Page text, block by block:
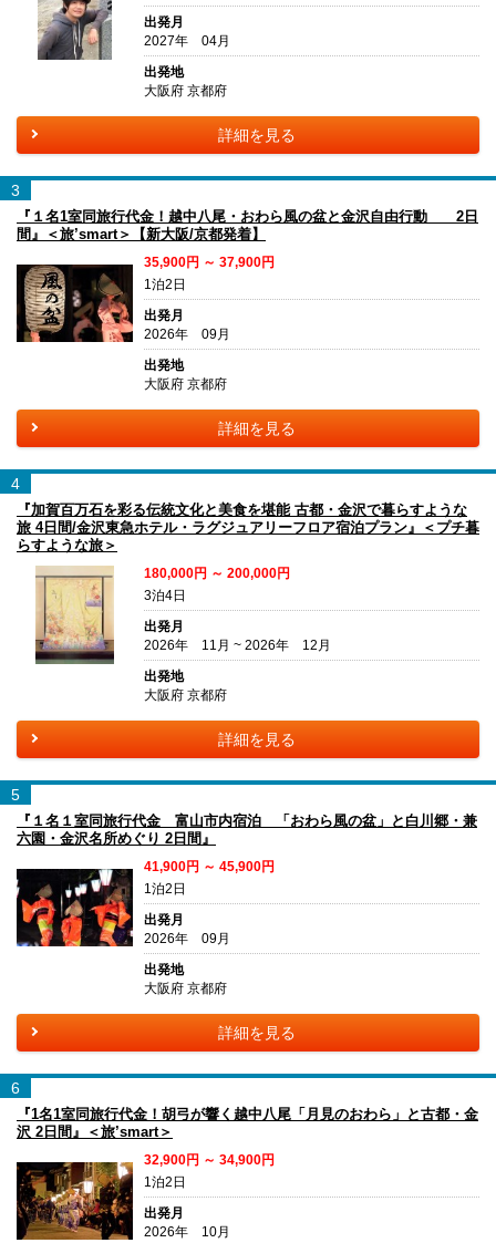
出発月
2027年 04月
出発地
大阪府 京都府
詳細を見る
3
『１名1室同旅行代金！越中八尾・おわら風の盆と金沢自由行動 2日
間』＜旅’smart＞【新大阪/京都発着】
35,900円 ～ 37,900円
1泊2日
出発月
2026年 09月
出発地
大阪府 京都府
詳細を見る
4
『加賀百万石を彩る伝統文化と美食を堪能 古都・金沢で暮らすような
旅 4日間/金沢東急ホテル・ラグジュアリーフロア宿泊プラン』＜プチ暮
らすような旅＞
180,000円 ～ 200,000円
3泊4日
出発月
2026年 11月 ~ 2026年 12月
出発地
大阪府 京都府
詳細を見る
5
『１名１室同旅行代金 富山市内宿泊 「おわら風の盆」と白川郷・兼
六園・金沢名所めぐり 2日間』
41,900円 ～ 45,900円
1泊2日
出発月
2026年 09月
出発地
大阪府 京都府
詳細を見る
6
『1名1室同旅行代金！胡弓が響く越中八尾「月見のおわら」と古都・金
沢 2日間』＜旅’smart＞
32,900円 ～ 34,900円
1泊2日
出発月
2026年 10月